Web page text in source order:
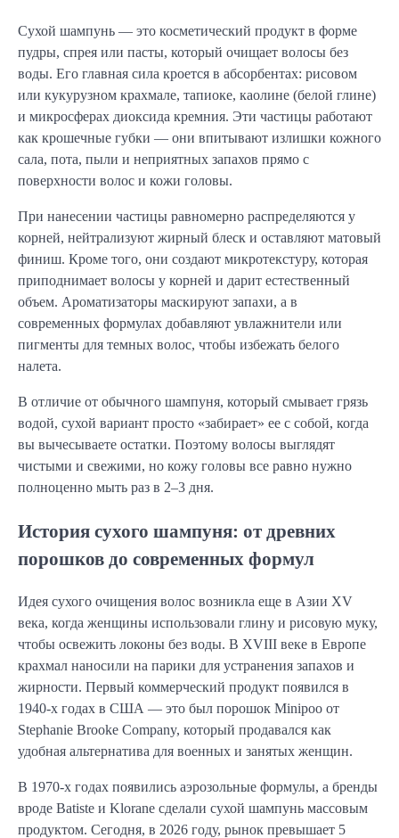
Сухой шампунь — это косметический продукт в форме
пудры, спрея или пасты, который очищает волосы без
воды. Его главная сила кроется в абсорбентах: рисовом
или кукурузном крахмале, тапиоке, каолине (белой глине)
и микросферах диоксида кремния. Эти частицы работают
как крошечные губки — они впитывают излишки кожного
сала, пота, пыли и неприятных запахов прямо с
поверхности волос и кожи головы.
При нанесении частицы равномерно распределяются у
корней, нейтрализуют жирный блеск и оставляют матовый
финиш. Кроме того, они создают микротекстуру, которая
приподнимает волосы у корней и дарит естественный
объем. Ароматизаторы маскируют запахи, а в
современных формулах добавляют увлажнители или
пигменты для темных волос, чтобы избежать белого
налета.
В отличие от обычного шампуня, который смывает грязь
водой, сухой вариант просто «забирает» ее с собой, когда
вы вычесываете остатки. Поэтому волосы выглядят
чистыми и свежими, но кожу головы все равно нужно
полноценно мыть раз в 2–3 дня.
История сухого шампуня: от древних
порошков до современных формул
Идея сухого очищения волос возникла еще в Азии XV
века, когда женщины использовали глину и рисовую муку,
чтобы освежить локоны без воды. В XVIII веке в Европе
крахмал наносили на парики для устранения запахов и
жирности. Первый коммерческий продукт появился в
1940-х годах в США — это был порошок Minipoo от
Stephanie Brooke Company, который продавался как
удобная альтернатива для военных и занятых женщин.
В 1970-х годах появились аэрозольные формулы, а бренды
вроде Batiste и Klorane сделали сухой шампунь массовым
продуктом. Сегодня, в 2026 году, рынок превышает 5